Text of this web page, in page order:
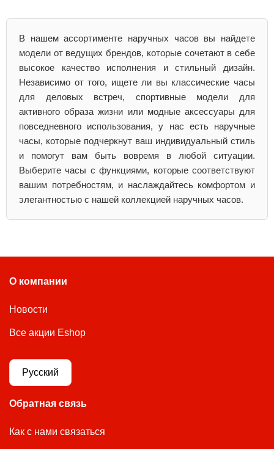
В нашем ассортименте наручных часов вы найдете
модели от ведущих брендов, которые сочетают в себе
высокое качество исполнения и стильный дизайн.
Независимо от того, ищете ли вы классические часы
для деловых встреч, спортивные модели для
активного образа жизни или модные аксессуары для
повседневного использования, у нас есть наручные
часы, которые подчеркнут ваш индивидуальный стиль
и помогут вам быть вовремя в любой ситуации.
Выберите часы с функциями, которые соответствуют
вашим потребностям, и наслаждайтесь комфортом и
элегантностью с нашей коллекцией наручных часов.
О компании
Новости
Все акции Eshop
Русский
Обратная связь
Как с нами связаться